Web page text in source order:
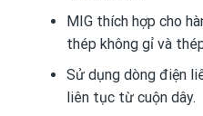
MIG thích hợp cho
thép không gỉ và
Sử dụng dòng điện
liên tục từ cuộn dây.